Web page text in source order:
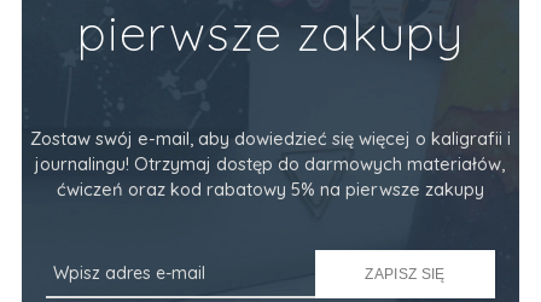
pierwsze zakupy
Zostaw swój e-mail, aby dowiedzieć się więcej o kaligrafii i
journalingu! Otrzymaj dostęp do darmowych materiałów,
ćwiczeń oraz kod rabatowy 5% na pierwsze zakupy
ZAPISZ SIĘ